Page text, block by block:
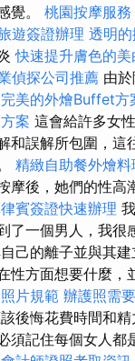
覺。 桃園按摩服務
遊簽證辦理 透明
快速提升膚色的美
偵探公司推薦 由
完美的外燴Buffet方
案 這會給許多女
和誤解所包圍，這
精緻自助餐外燴料
摩後，她們的性高
賓簽證快速辦理
了一個男人，我很
己的離子並與其
性方面想要什麼，
片規範 辦護照需
後悔花費時間和
須記住每個女人都